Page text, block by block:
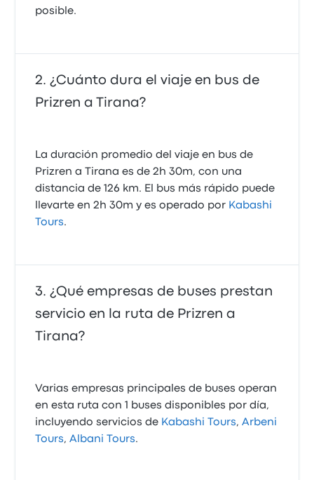
posible.
¿Cuánto dura el viaje en bus de
Prizren a Tirana?
La duración promedio del viaje en bus de
Prizren a Tirana es de 2h 30m, con una
distancia de 126 km. El bus más rápido puede
llevarte en 2h 30m y es operado por Kabashi
Tours.
¿Qué empresas de buses prestan
servicio en la ruta de Prizren a
Tirana?
Varias empresas principales de buses operan
en esta ruta con 1 buses disponibles por día,
incluyendo servicios de Kabashi Tours,Arbeni
Tours,Albani Tours.